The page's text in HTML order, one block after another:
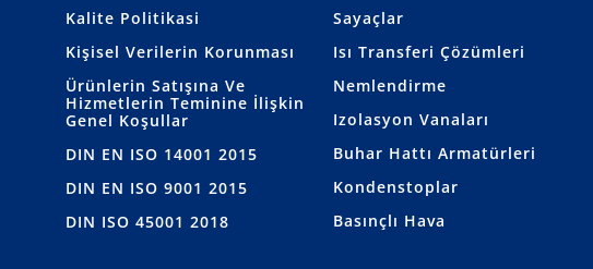
Kalite Politikasi
Kişisel Verilerin Korunması
Ürünlerin Satışına Ve
Hizmetlerin Teminine İlişkin
Genel Koşullar
DIN EN ISO 14001 2015
DIN EN ISO 9001 2015
DIN ISO 45001 2018
Sayaçlar
Isı Transferi Çözümleri
Nemlendirme
Izolasyon Vanaları
Buhar Hattı Armatürleri
Kondenstoplar
Basınçlı Hava